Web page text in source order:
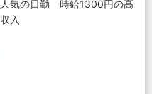
人気の日勤 時給1300円の高
収入